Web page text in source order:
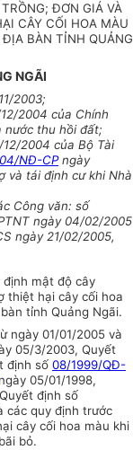
ĐƠN GIÁ VÀ
CÂY CỐI HOA MÀU
BÀN TỈNH QUẢNG
NGÃI
2003;
2004 của Chính
nước thu hồi đất;
2004 của Bộ Tài
NĐ-CPngày
và tái định cư khi Nhà
Công văn: số
ngày 04/02/2005
ngày 21/02/2005,
định mật độ cây
thiệt hại cây cối hoa
tỉnh Quảng Ngãi.
ngày 01/01/2005 và
05/3/2003, Quyết
định số 08/1999/QĐ-
ngày 05/01/1998,
định số
các quy định trước
cây cối hoa màu khi
bỏ.